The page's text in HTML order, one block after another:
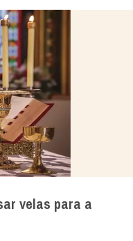
velas para a